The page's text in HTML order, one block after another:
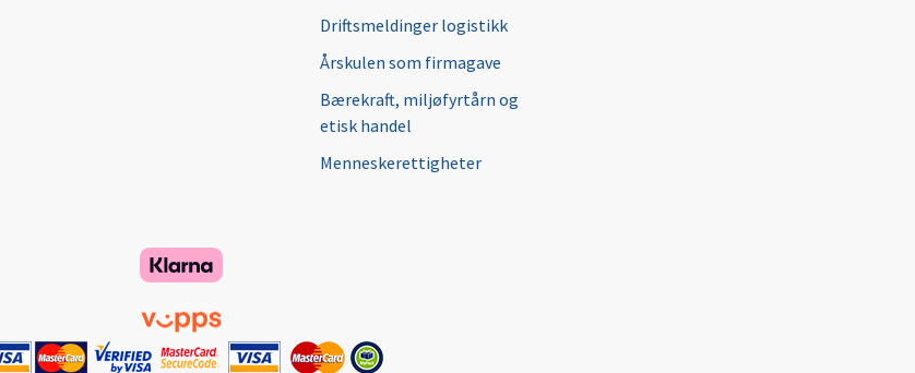
Driftsmeldinger logistikk
Årskulen som firmagave
Bærekraft, miljøfyrtårn og
etisk handel
Menneskerettigheter